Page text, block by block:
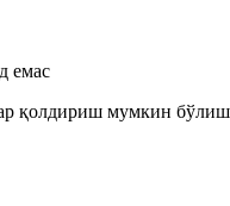
емас
қолдириш мумкин